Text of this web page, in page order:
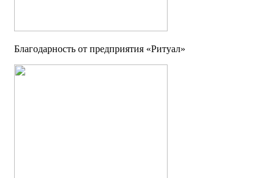
Благодарность от предприятия «Ритуал»